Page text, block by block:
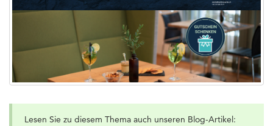
Lesen Sie zu diesem Thema auch unseren Blog-Artikel: